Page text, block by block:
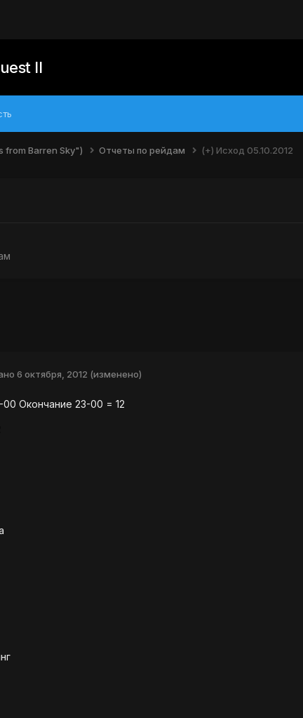
II
Barren Sky") Отчеты по рейдам (+) Исход 05.10.2012
6 октября, 2012 (изменено)
Окончание 23-00 = 12